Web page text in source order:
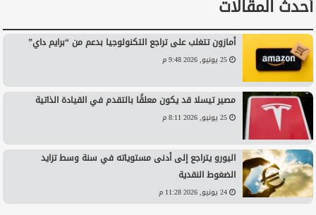
أحدث المقالات
أمازون تتغلب على تراجع التكنولوجيا بدعم من “برايم داي”
25 يونيو, 2026 9:48 م
مصير تيسلا قد يكون معلقًا بالتقدم في القيادة الذاتية
25 يونيو, 2026 8:11 م
اليورو يتراجع إلى أدنى مستوياته في سنة وسط تزايد
الضغوط النقدية
24 يونيو, 2026 11:28 م